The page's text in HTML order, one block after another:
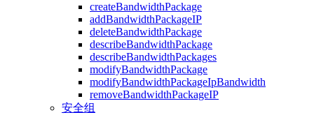
createBandwidthPackage
addBandwidthPackageIP
deleteBandwidthPackage
describeBandwidthPackage
describeBandwidthPackages
modifyBandwidthPackage
modifyBandwidthPackageIpBandwidth
removeBandwidthPackageIP
安全组